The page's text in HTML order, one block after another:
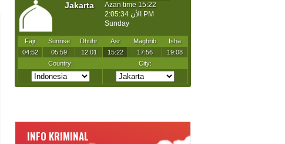
INFO KRIMINAL